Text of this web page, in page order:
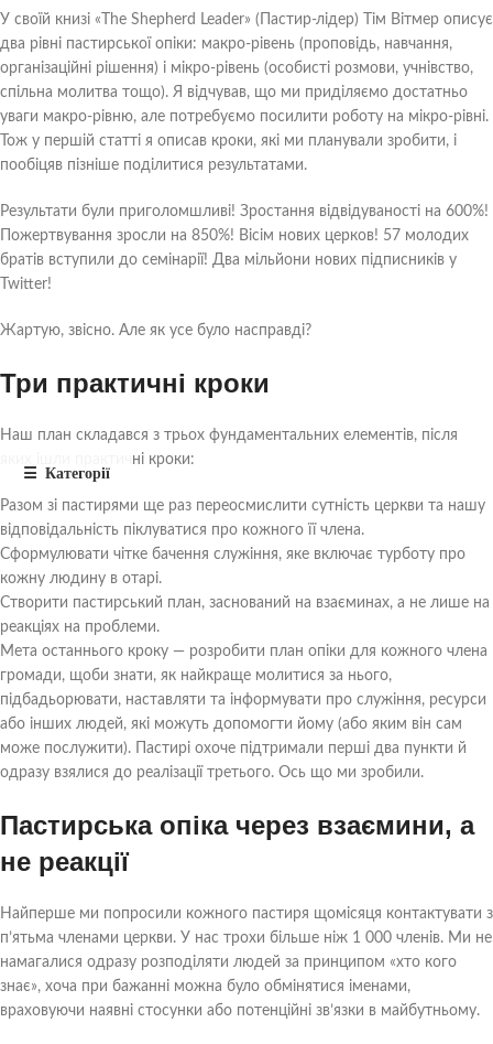
У своїй книзі «The Shepherd Leader» (Пастир-лідер) Тім Вітмер описує
два рівні пастирської опіки: макро-рівень (проповідь, навчання,
організаційні рішення) і мікро-рівень (особисті розмови, учнівство,
спільна молитва тощо). Я відчував, що ми приділяємо достатньо
уваги макро-рівню, але потребуємо посилити роботу на мікро-рівні.
Тож у першій статті я описав кроки, які ми планували зробити, і
пообіцяв пізніше поділитися результатами.
Результати були приголомшливі! Зростання відвідуваності на 600%!
Пожертвування зросли на 850%! Вісім нових церков! 57 молодих
братів вступили до семінарії! Два мільйони нових підписників у
Twitter!
Жартую, звісно. Але як усе було насправді?
Три практичні кроки
Наш план складався з трьох фундаментальних елементів, після
яких ішли практичні кроки:
Разом зі пастирями ще раз переосмислити сутність церкви та нашу
відповідальність піклуватися про кожного її члена.
Сформулювати чітке бачення служіння, яке включає турботу про
кожну людину в отарі.
Створити пастирський план, заснований на взаєминах, а не лише на
реакціях на проблеми.
Мета останнього кроку — розробити план опіки для кожного члена
громади, щоби знати, як найкраще молитися за нього,
підбадьорювати, наставляти та інформувати про служіння, ресурси
або інших людей, які можуть допомогти йому (або яким він сам
може послужити). Пастирі охоче підтримали перші два пункти й
одразу взялися до реалізації третього. Ось що ми зробили.
Пастирська опіка через взаємини, а
не реакції
Найперше ми попросили кожного пастиря щомісяця контактувати з
п’ятьма членами церкви. У нас трохи більше ніж 1 000 членів. Ми не
намагалися одразу розподіляти людей за принципом «хто кого
знає», хоча при бажанні можна було обмінятися іменами,
враховуючи наявні стосунки або потенційні зв’язки в майбутньому.